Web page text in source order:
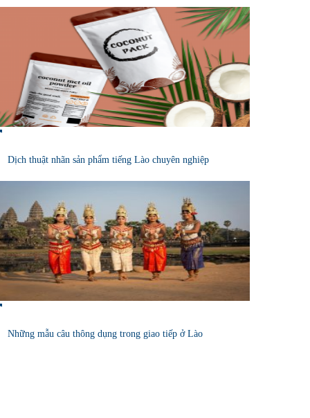
Dịch thuật nhãn sản phẩm tiếng Lào chuyên nghiệp
Những mẫu câu thông dụng trong giao tiếp ở Lào